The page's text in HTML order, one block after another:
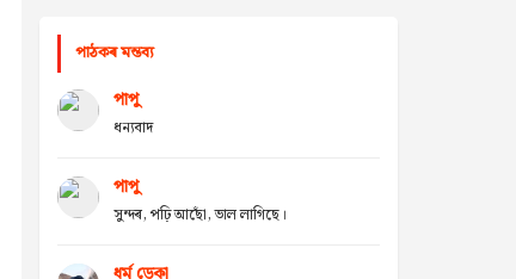
পাঠকৰ মন্তব্য
পাপু
ধন্যবাদ
পাপু
সুন্দৰ, পঢ়ি আছোঁ, ভাল লাগিছে।